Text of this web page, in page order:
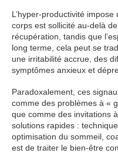
L’hyper-productivité
corps est sollicité au-delà
récupération, tandis que
long terme, cela peut se
une irritabilité accrue, des
symptômes anxieux et
Paradoxalement, ces
comme des problèmes à «
que comme des invitations
solutions rapides :
optimisation du sommeil,
est de traiter le bien-être